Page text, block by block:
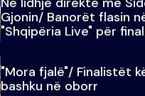
Gjonin/ Banorët flasin
"Shqipëria Live" për
"Mora fjalë"/ Finalistët
bashku në oborr